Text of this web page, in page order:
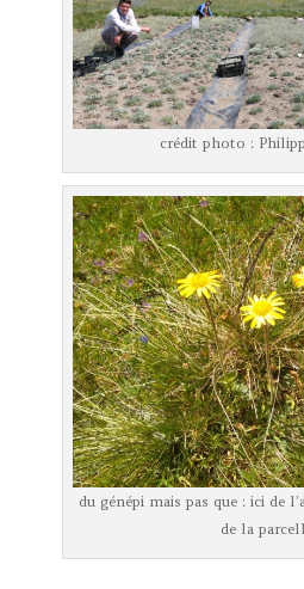
crédit photo :
du génépi mais pas que : ici de
de la